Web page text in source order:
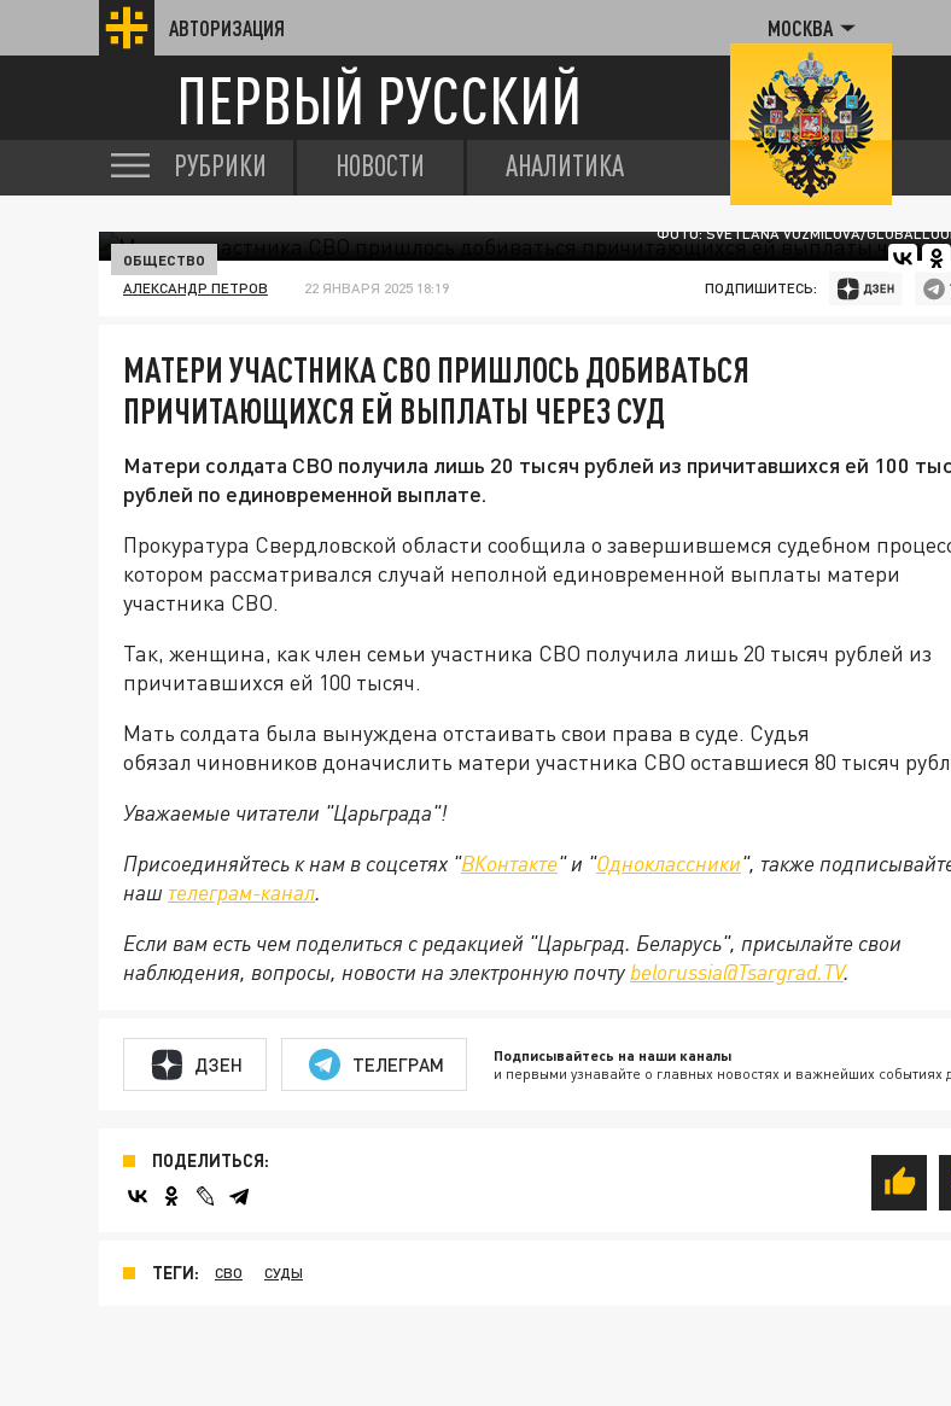
АВТОРИЗАЦИЯ МОСКВА
ПЕРВЫЙ РУССКИЙ
РУБРИКИ НОВОСТИ АНАЛИТИКА
ФОТО: SVETLANA VOZMILOVA/
ОБЩЕСТВО
АЛЕКСАНДР ПЕТРОВ 22 ЯНВАРЯ 2025 18:19 ПОДПИШИТЕСЬ:
МАТЕРИ УЧАСТНИКА СВО ПРИШЛОСЬ ДОБИВАТЬСЯ
ПРИЧИТАЮЩИХСЯ ЕЙ ВЫПЛАТЫ ЧЕРЕЗ СУД
Матери солдата СВО получила лишь 20 тысяч рублей из причитавшихся ей 100
рублей по единовременной выплате.
Прокуратура Свердловской области сообщила о завершившемся судебном
котором рассматривался случай неполной единовременной выплаты матери
участника СВО.
Так, женщина, как член семьи участника СВО получила лишь 20 тысяч рублей из
причитавшихся ей 100 тысяч.
Мать солдата была вынуждена отстаивать свои права в суде. Судья
обязал чиновников доначислить матери участника СВО оставшиеся 80 тысяч
Уважаемые читатели "Царьграда"!
Присоединяйтесь к нам в соцсетях "ВКонтакте" и "Одноклассники", также
наш телеграм-канал.
Если вам есть чем поделиться с редакцией "Царьград. Беларусь", присылайте свои
наблюдения, вопросы, новости на электронную почту belorussia@Tsargrad.TV.
ДЗЕН ТЕЛЕГРАМ Подписывайтесь на наши каналы
и первыми узнавайте о главных новостях и важнейших событиях
ПОДЕЛИТЬСЯ:
ТЕГИ: СВО СУДЫ